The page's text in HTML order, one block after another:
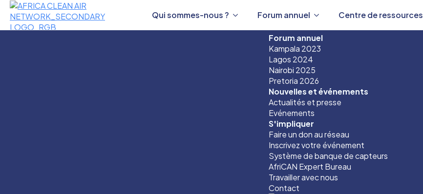
Qui sommes-nous ? Forum annuel Centre de ressources
Forum annuel
Kampala 2023
Lagos 2024
Nairobi 2025
Pretoria 2026
Nouvelles et événements
Actualités et presse
Evénements
S'impliquer
Faire un don au réseau
Inscrivez votre événement
Système de banque de capteurs
AfriCAN Expert Bureau
Travailler avec nous
Contact